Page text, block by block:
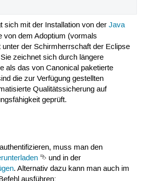
sich mit der Installation von der Java
von dem Adoptium (vormals
der Schirmherrschaft der Eclipse
zeichnet sich durch längere
als das von Canonical paketierte
die zur Verfügung gestellten
Qualitätssicherung auf
geprüft.
muss man den
⮷ und in der
. Alternativ dazu kann man auch im